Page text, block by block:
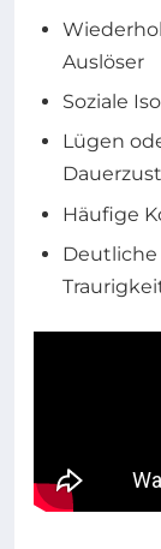
Auslöser
Soziale
Lügen
Häufige